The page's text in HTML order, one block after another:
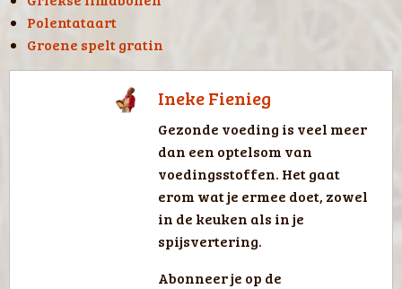
Polentataart
Groene spelt gratin
Ineke Fienieg
Gezonde voeding is veel meer
dan een optelsom van
voedingsstoffen. Het gaat
erom wat je ermee doet, zowel
in de keuken als in je
spijsvertering.
Abonneer je op de